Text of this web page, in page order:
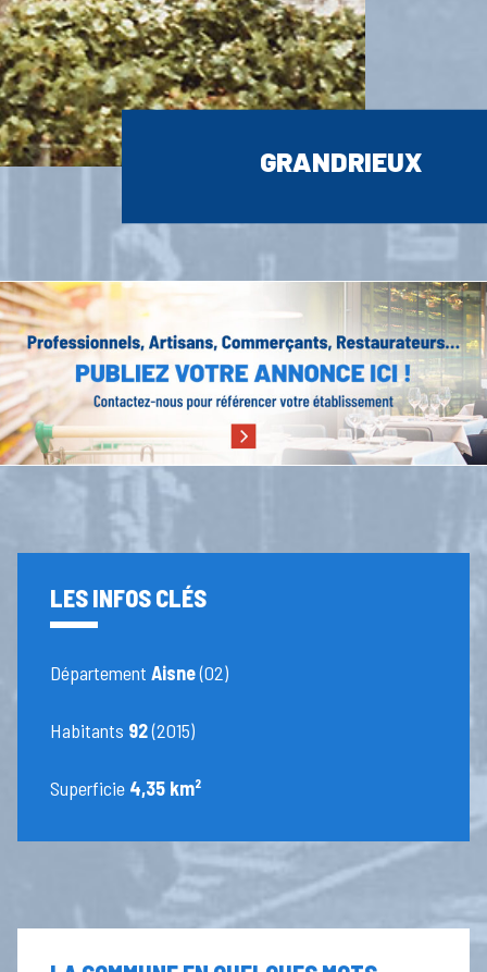
GRANDRIEUX
LES INFOS CLÉS
DépartementAisne(02)
Habitants 92(2015)
Superficie 4,35 km²